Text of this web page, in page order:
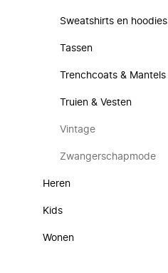
Sweatshirts en hoodies
Tassen
Trenchcoats & Mantels
Truien & Vesten
Vintage
Zwangerschapmode
Heren
Kids
Wonen